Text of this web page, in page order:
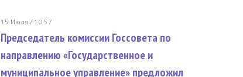
15 Июля / 10:57
Председатель комиссии Госсовета по
направлению «Государственное и
муниципальное управление» предложил